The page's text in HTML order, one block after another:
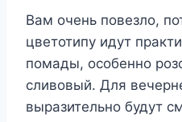
Вам очень повезло,
цветотипу идут
помады, особенно
сливовый. Для
выразительно будут